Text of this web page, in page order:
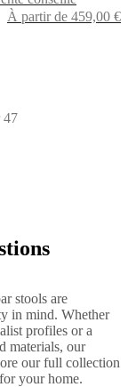
À partir de 459,00 €
47
stools are
in mind. Whether
profiles or a
materials, our
our full collection
your home.